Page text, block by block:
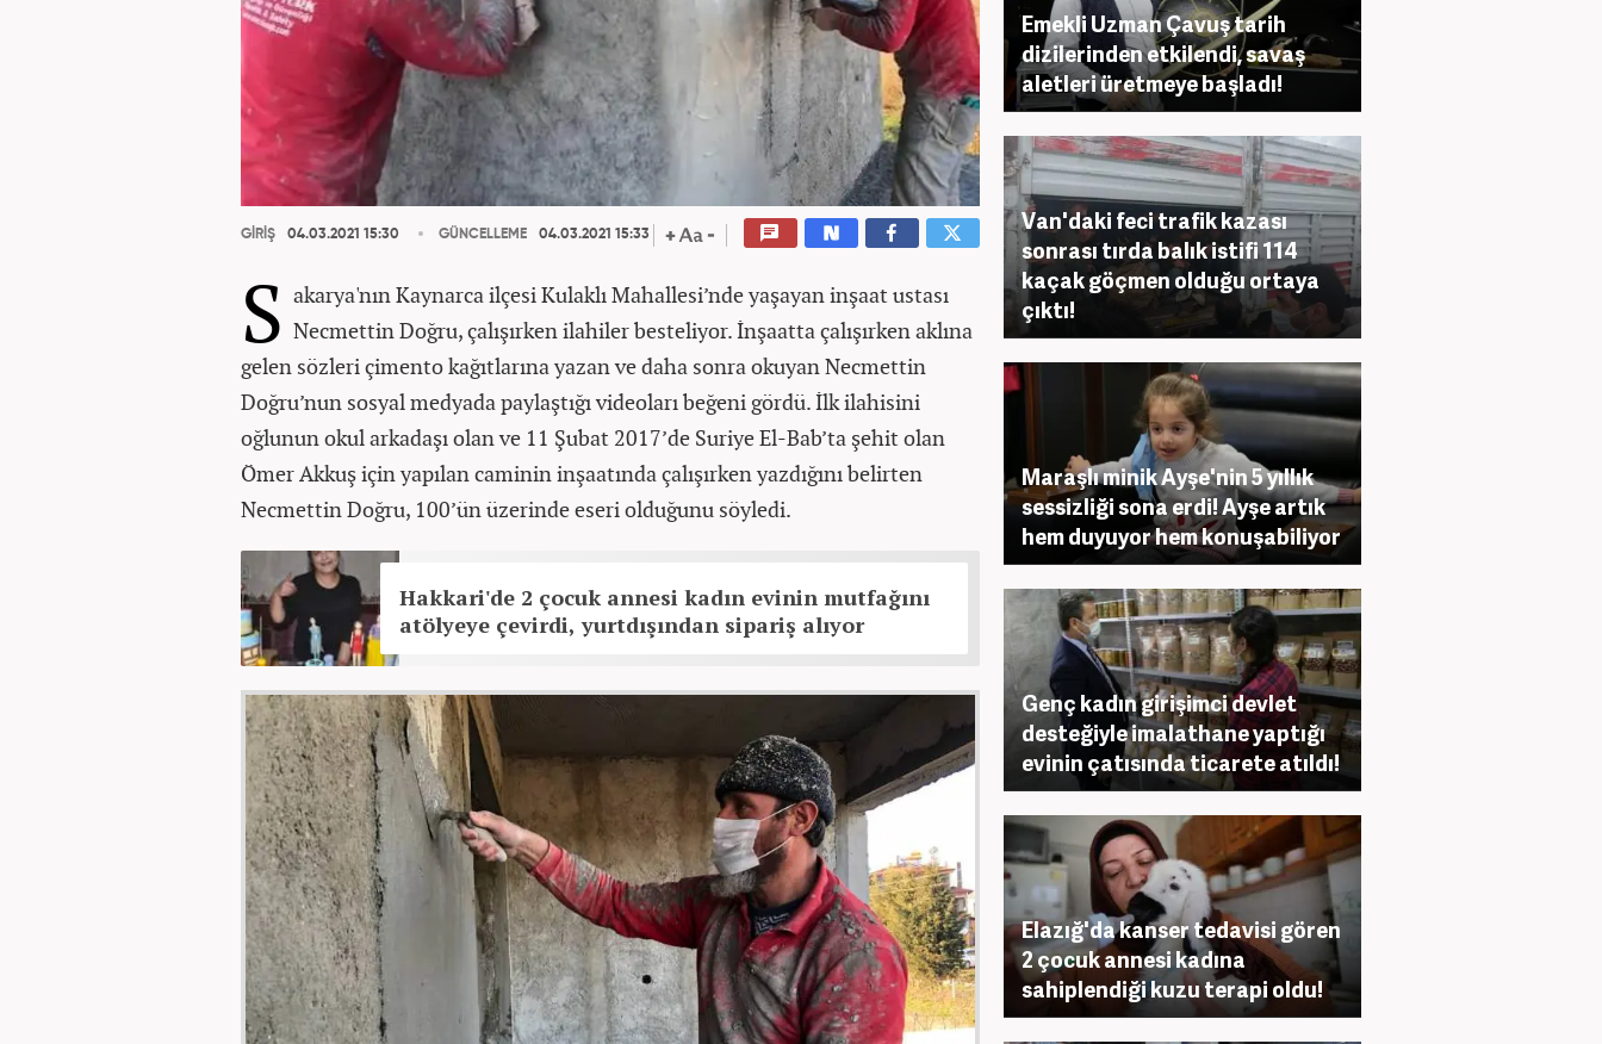
GİRİŞ 04.03.2021 15:30 GÜNCELLEME 04.03.2021 15:33
S akarya'nın Kaynarca ilçesi Kulaklı Mahallesi’nde yaşayan inşaat ustası
Necmettin Doğru, çalışırken ilahiler besteliyor. İnşaatta çalışırken aklına
gelen sözleri çimento kağıtlarına yazan ve daha sonra okuyan Necmettin
Doğru’nun sosyal medyada paylaştığı videoları beğeni gördü. İlk ilahisini
oğlunun okul arkadaşı olan ve 11 Şubat 2017’de Suriye El-Bab’ta şehit olan
Ömer Akkuş için yapılan caminin inşaatında çalışırken yazdığını belirten
Necmettin Doğru, 100’ün üzerinde eseri olduğunu söyledi.
Hakkari'de 2 çocuk annesi kadın evinin mutfağını
atölyeye çevirdi, yurtdışından sipariş alıyor
Emekli Uzman Çavuş tarih
dizilerinden etkilendi, savaş
aletleri üretmeye başladı!
Van'daki feci trafik kazası
sonrası tırda balık istifi 114
kaçak göçmen olduğu ortaya
çıktı!
Maraşlı minik Ayşe'nin 5 yıllık
sessizliği sona erdi! Ayşe artık
hem duyuyor hem konuşabiliyor
Genç kadın girişimci devlet
desteğiyle imalathane yaptığı
evinin çatısında ticarete atıldı!
Elazığ'da kanser tedavisi gören
2 çocuk annesi kadına
sahiplendiği kuzu terapi oldu!